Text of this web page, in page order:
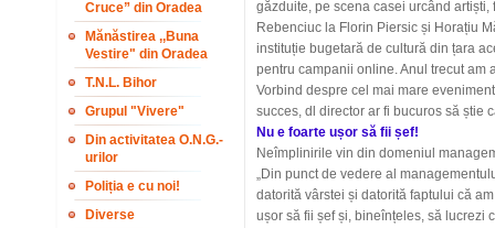
Cruce” din Oradea
Mănăstirea ,,Buna
Vestire" din Oradea
T.N.L. Bihor
Grupul "Vivere"
Din activitatea O.N.G.-
urilor
Poliția e cu noi!
Diverse
găzduite, pe scena casei urcând
Rebenciuc la Florin Piersic și Horațiu
instituție bugetară de cultură din țara
pentru campanii online. Anul trecut am
Vorbind despre cel mai mare
succes, dl director ar fi bucuros să știe
Nu e foarte ușor să fii șef!
Neîmplinirile vin din domeniul
„Din punct de vedere al
datorită vârstei și datorită faptului că
ușor să fii șef și, bineînțeles, să lucrezi